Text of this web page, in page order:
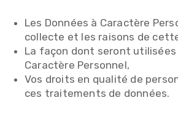
Les Données à Caractère
collecte et les raisons de
La façon dont seront utilisées
Caractère Personnel,
Vos droits en qualité de
ces traitements de données.